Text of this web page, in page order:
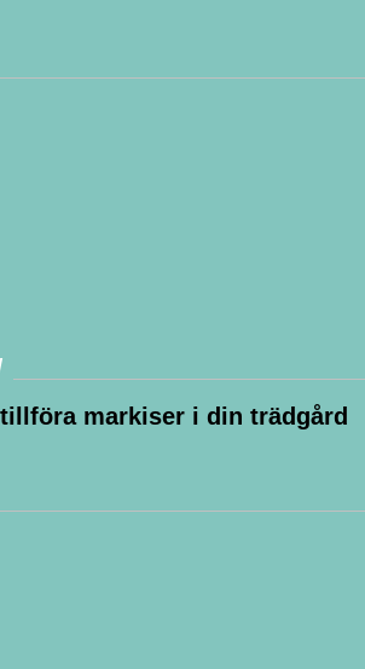
markiser i din trädgård